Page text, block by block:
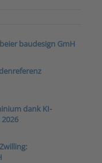
baudesign GmH
dank KI-